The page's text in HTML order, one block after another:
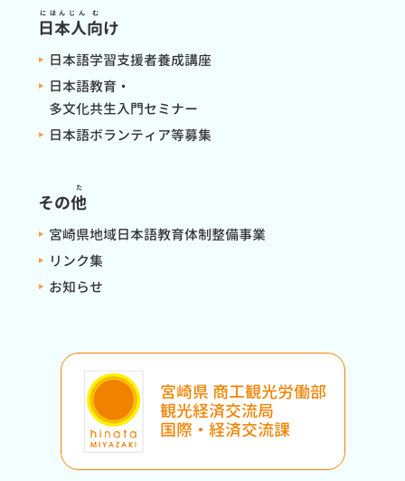
日本人
にほんじん
向
む
け
日本語学習支援者養成講座
日本語教育・
多文化共生入門セミナー
日本語ボランティア等募集
その他
た
宮崎県地域日本語教育体制整備事業
リンク集
お知らせ
宮崎県 商工観光労働部
観光経済交流局
国際・経済交流課